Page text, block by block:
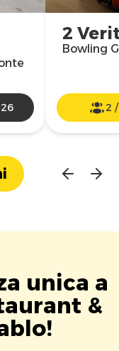
2
Bowling
2
unica a
&